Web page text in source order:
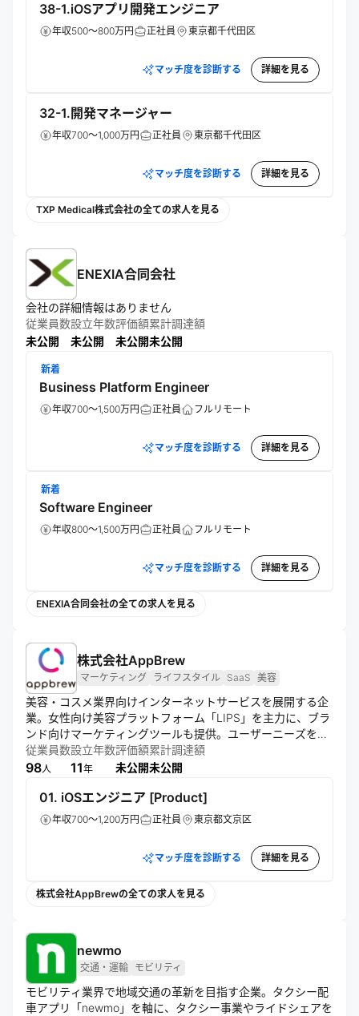
38-1.iOSアプリ開発エンジニア
年収500～800万円 正社員 東京都千代田区
マッチ度を診断する 詳細を見る
32-1.開発マネージャー
年収700～1,000万円 正社員 東京都千代田区
マッチ度を診断する 詳細を見る
TXP Medical株式会社の全ての求人を見る
ENEXIA合同会社
会社の詳細情報はありません
従業員数
未公開
設立年数
未公開
評価額
未公開
累計調達額
未公開
新着
Business Platform Engineer
年収700～1,500万円 正社員 フルリモート
マッチ度を診断する 詳細を見る
新着
Software Engineer
年収800～1,500万円 正社員 フルリモート
マッチ度を診断する 詳細を見る
ENEXIA合同会社の全ての求人を見る
株式会社AppBrew
マーケティング ライフスタイル SaaS 美容
美容・コスメ業界向けインターネットサービスを展開する企
業。女性向け美容プラットフォーム「LIPS」を主力に、ブラ
ンド向けマーケティングツールも提供。ユーザーニーズを満
たすサービス開発を目指し、仮説検証と定量・定性データに
基づく意思決定を重視。情報公開を大切にする文化を持つ。
従業員数
98人
設立年数
11年
評価額
未公開
累計調達額
未公開
01. iOSエンジニア [Product]
年収700～1,200万円 正社員 東京都文京区
マッチ度を診断する 詳細を見る
株式会社AppBrewの全ての求人を見る
newmo
交通・運輸 モビリティ
モビリティ業界で地域交通の革新を目指す企業。タクシー配
車アプリ「newmo」を軸に、タクシー事業やライドシェアを